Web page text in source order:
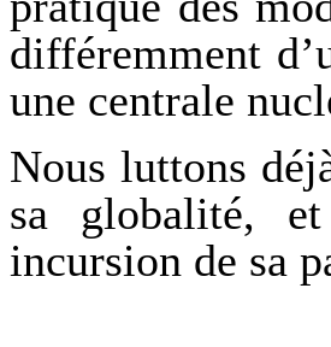
différemment
une centrale
Nous luttons
sa globalité,
incursion de sa